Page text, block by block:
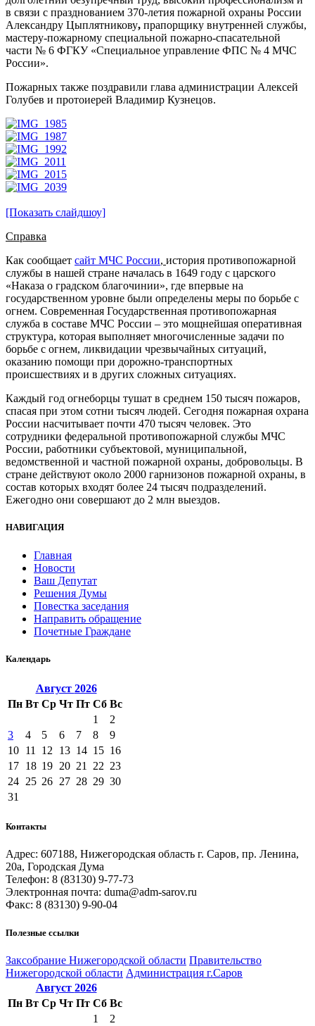
в связи с празднованием 370-летия пожарной охраны России
Александру Цыплятникову, прапорщику внутренней службы,
мастеру-пожарному специальной пожарно-спасательной
части № 6 ФГКУ «Специальное управление ФПС № 4 МЧС
России».
Пожарных также поздравили глава администрации Алексей
Голубев и протоиерей Владимир Кузнецов.
[Показать слайдшоу]
Справка
Как сообщает сайт МЧС России, история противопожарной
службы в нашей стране началась в 1649 году с царского
«Наказа о градском благочинии», где впервые на
государственном уровне были определены меры по борьбе с
огнем. Современная Государственная противопожарная
служба в составе МЧС России – это мощнейшая оперативная
структура, которая выполняет многочисленные задачи по
борьбе с огнем, ликвидации чрезвычайных ситуаций,
оказанию помощи при дорожно-транспортных
происшествиях и в других сложных ситуациях.
Каждый год огнеборцы тушат в среднем 150 тысяч пожаров,
спасая при этом сотни тысяч людей. Сегодня пожарная охрана
России насчитывает почти 470 тысяч человек. Это
сотрудники федеральной противопожарной службы МЧС
России, работники субъектовой, муниципальной,
ведомственной и частной пожарной охраны, добровольцы. В
стране действуют около 2000 гарнизонов пожарной охраны, в
состав которых входят более 24 тысяч подразделений.
Ежегодно они совершают до 2 млн выездов.
НАВИГАЦИЯ
Главная
Новости
Ваш Депутат
Решения Думы
Повестка заседания
Направить обращение
Почетные Граждане
Календарь
Август 2026
Пн Вт Ср Чт Пт Сб Вс
1
2
3
4 5 6 7 8
9
10 11 12 13 14 15 16
17 18 19 20 21 22 23
24 25 26 27 28 29 30
31
Контакты
Адрес: 607188, Нижегородская область г. Саров, пр. Ленина,
20а, Городская Дума
Телефон: 8 (83130) 9-77-73
Электронная почта: duma@adm-sarov.ru
Факс: 8 (83130) 9-90-04
Полезные ссылки
Закcобрание Нижегородской области Правительство
Нижегородской области Администрация г.Саров
Август 2026
Пн Вт Ср Чт Пт Сб Вс
1
2